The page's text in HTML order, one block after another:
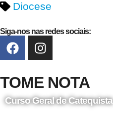
Diocese
Siga-nos nas redes sociais:
TOME NOTA
Curso Geral de Catequista